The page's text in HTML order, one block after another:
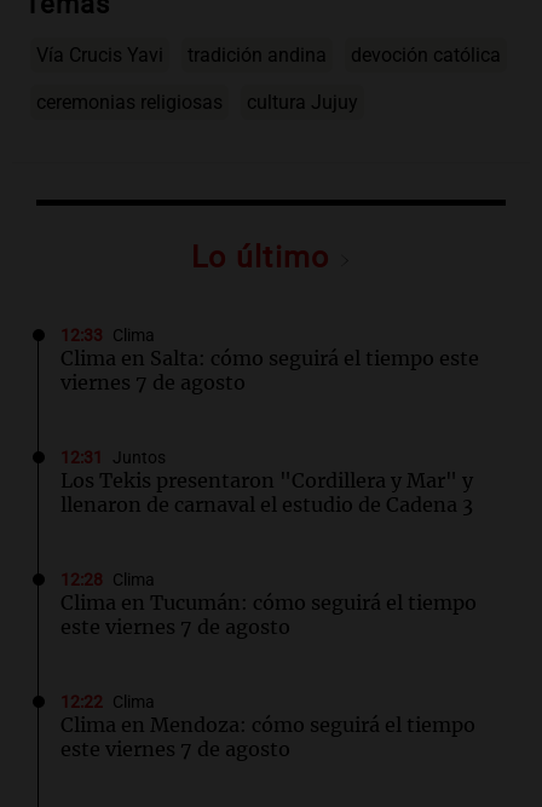
Vía Crucis Yavi tradición andina devoción católica
ceremonias religiosas cultura Jujuy
Lo último
12:33 Clima
Clima en Salta: cómo seguirá el tiempo este
viernes 7 de agosto
12:31 Juntos
Los Tekis presentaron "Cordillera y Mar" y
llenaron de carnaval el estudio de Cadena 3
12:28 Clima
Clima en Tucumán: cómo seguirá el tiempo
este viernes 7 de agosto
12:22 Clima
Clima en Mendoza: cómo seguirá el tiempo
este viernes 7 de agosto